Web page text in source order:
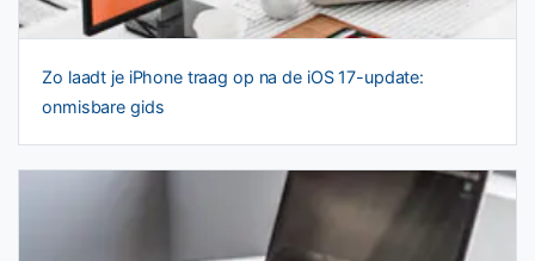
Zo laadt je iPhone traag op na de iOS 17-update:
onmisbare gids